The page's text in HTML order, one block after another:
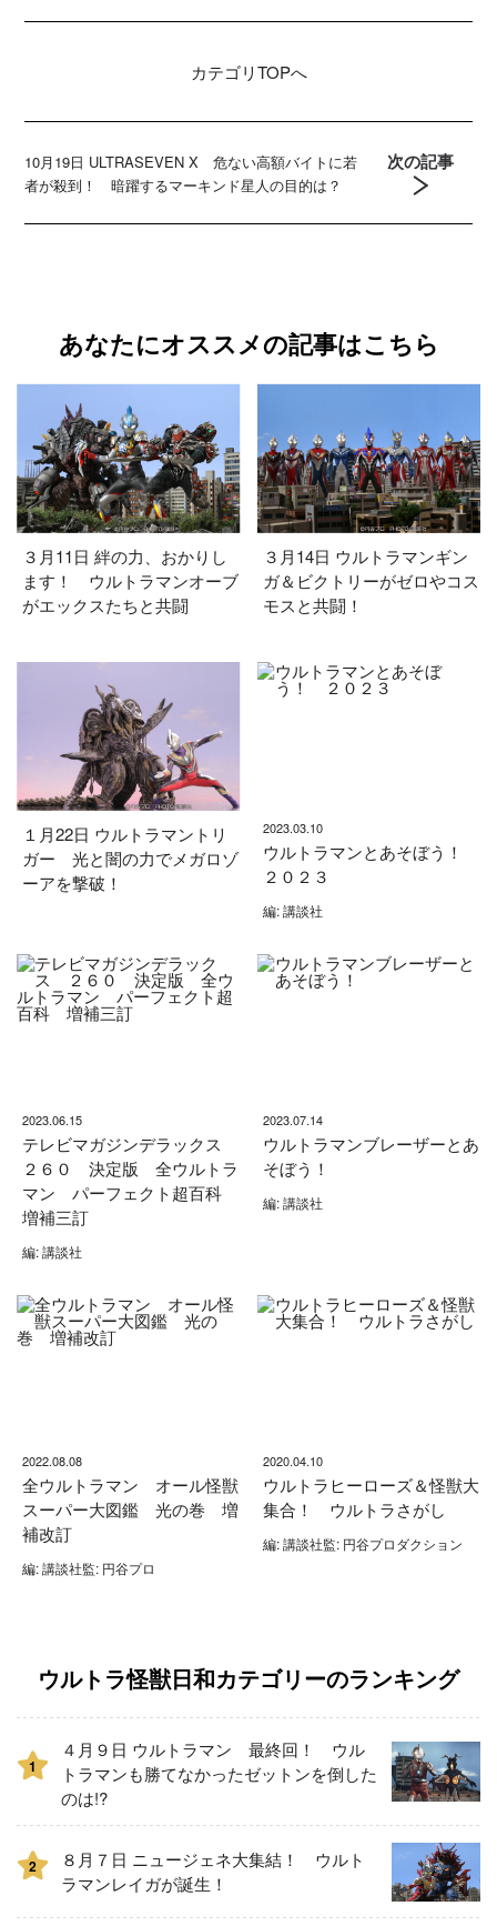
カテゴリTOPへ
10月19日 ULTRASEVEN X 危ない高額バイトに若
者が殺到！ 暗躍するマーキンド星人の目的は？
次の記事
あなたにオススメの記事はこちら
３月11日 絆の力、おかりし
ます！ ウルトラマンオーブ
がエックスたちと共闘
３月14日 ウルトラマンギン
ガ＆ビクトリーがゼロやコス
モスと共闘！
１月22日 ウルトラマントリ
ガー 光と闇の力でメガロゾ
ーアを撃破！
2023.03.10
ウルトラマンとあそぼう！
２０２３
編: 講談社
2023.06.15
テレビマガジンデラックス
２６０ 決定版 全ウルトラ
マン パーフェクト超百科
増補三訂
編: 講談社
2023.07.14
ウルトラマンブレーザーとあ
そぼう！
編: 講談社
2022.08.08
全ウルトラマン オール怪獣
スーパー大図鑑 光の巻 増
補改訂
編: 講談社監: 円谷プロ
2020.04.10
ウルトラヒーローズ＆怪獣大
集合！ ウルトラさがし
編: 講談社監: 円谷プロダクション
ウルトラ怪獣日和カテゴリーのランキング
1
４月９日 ウルトラマン 最終回！ ウル
トラマンも勝てなかったゼットンを倒した
のは!?
2
８月７日 ニュージェネ大集結！ ウルト
ラマンレイガが誕生！